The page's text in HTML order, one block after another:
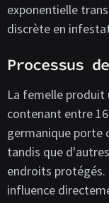
exponentielle
discrète en
Processus
La femelle produit
contenant entre
germanique porte
tandis que
endroits
influence